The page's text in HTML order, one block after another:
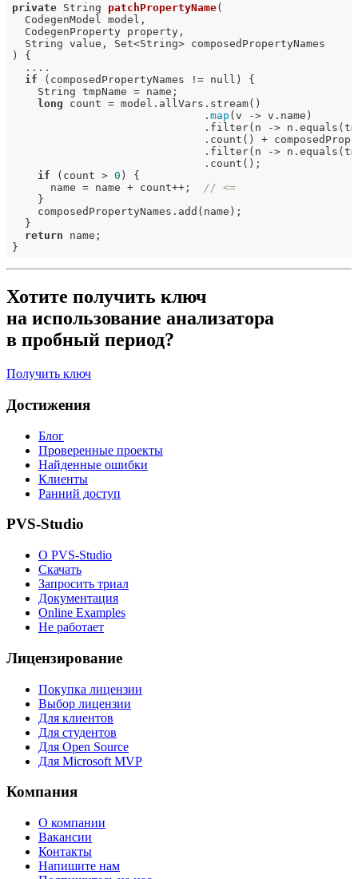
private String patchPropertyName(
CodegenModel model,
CodegenProperty property,
String value, Set<String> composedPropertyNames
)
{
....
if (composedPropertyNames != null) {
String tmpName = name;
long count = model.allVars.stream()
. map (v -> v.name)
.filter(n ->
.count() +
.filter(n ->
.count();
if (count > 0 ) {
name = name + count++;
// <=
}
composedPropertyNames.add(name);
}
return name;
Хотите получить ключ
на использование анализатора
в пробный период?
Получить ключ
Достижения
Блог
Проверенные проекты
Найденные ошибки
Клиенты
Ранний доступ
PVS-Studio
О PVS-Studio
Скачать
Запросить триал
Документация
Online Examples
Не работает
Лицензирование
Покупка лицензии
Выбор лицензии
Для клиентов
Для студентов
Для Open Source
Для Microsoft MVP
Компания
О компании
Вакансии
Контакты
Напишите нам